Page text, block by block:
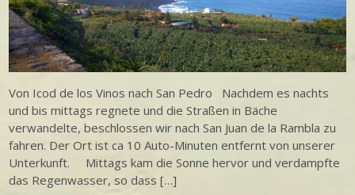
Von Icod de los Vinos nach San Pedro Nachdem es nachts
und bis mittags regnete und die Straßen in Bäche
verwandelte, beschlossen wir nach San Juan de la Rambla zu
fahren. Der Ort ist ca 10 Auto-Minuten entfernt von unserer
Unterkunft. Mittags kam die Sonne hervor und verdampfte
das Regenwasser, so dass […]